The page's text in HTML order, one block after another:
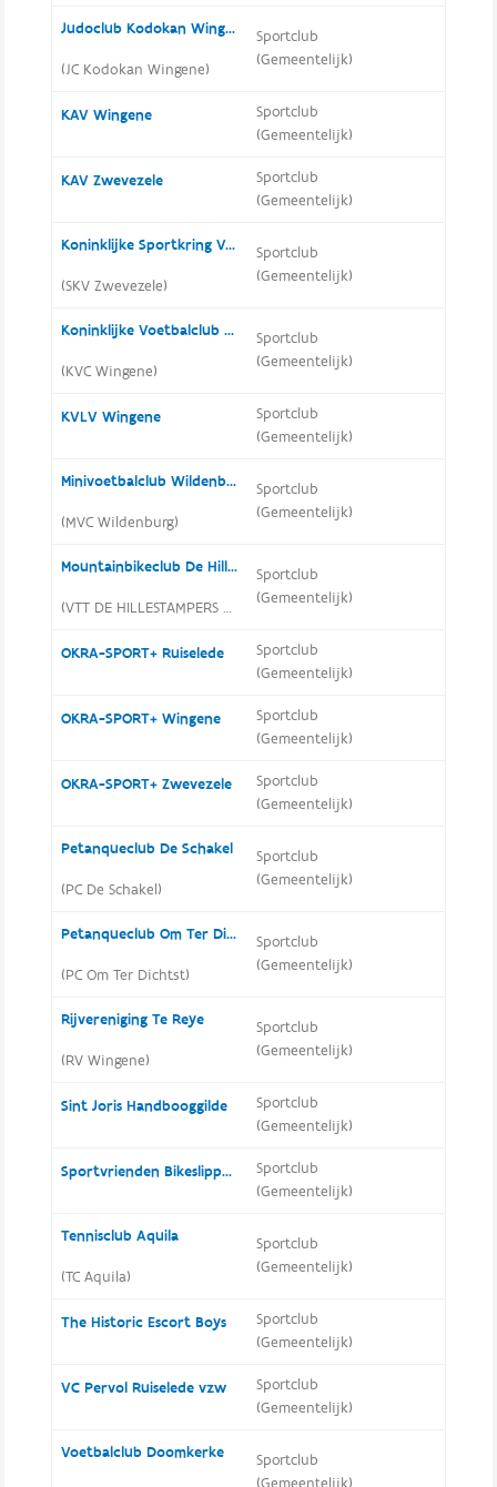
Judoclub Kodokan Wingene
(JC Kodokan Wingene)
Sportclub
(Gemeentelijk)
KAV Wingene
Sportclub
(Gemeentelijk)
KAV Zwevezele
Sportclub
(Gemeentelijk)
Koninklijke Sportkring Voorwaarts Zwevezele
(SKV Zwevezele)
Sportclub
(Gemeentelijk)
Koninklijke Voetbalclub Wingene
(KVC Wingene)
Sportclub
(Gemeentelijk)
KVLV Wingene
Sportclub
(Gemeentelijk)
Minivoetbalclub Wildenburg
(MVC Wildenburg)
Sportclub
(Gemeentelijk)
Mountainbikeclub De Hillestampers
(VTT DE HILLESTAMPERS 2007)
Sportclub
(Gemeentelijk)
OKRA-SPORT+ Ruiselede
Sportclub
(Gemeentelijk)
OKRA-SPORT+ Wingene
Sportclub
(Gemeentelijk)
OKRA-SPORT+ Zwevezele
Sportclub
(Gemeentelijk)
Petanqueclub De Schakel
(PC De Schakel)
Sportclub
(Gemeentelijk)
Petanqueclub Om Ter Dichtst
(PC Om Ter Dichtst)
Sportclub
(Gemeentelijk)
Rijvereniging Te Reye
(RV Wingene)
Sportclub
(Gemeentelijk)
Sint Joris Handbooggilde
Sportclub
(Gemeentelijk)
Sportvrienden Bikeslippers
Sportclub
(Gemeentelijk)
Tennisclub Aquila
(TC Aquila)
Sportclub
(Gemeentelijk)
The Historic Escort Boys
Sportclub
(Gemeentelijk)
VC Pervol Ruiselede vzw
Sportclub
(Gemeentelijk)
Voetbalclub Doomkerke
Sportclub